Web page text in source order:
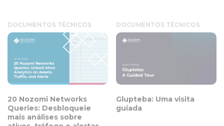
DOCUMENTOS TÉCNICOS
20 Nozomi Networks
Queries: Desbloqueie
mais análises sobre
DOCUMENTOS TÉCNICOS
Glupteba: Uma visita
guiada